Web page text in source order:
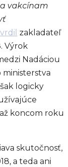
vakcínam
zakladateľ
Výrok
Nadáciou
ministerstva
logicky
koncom roku
skutočnosť,
a teda ani